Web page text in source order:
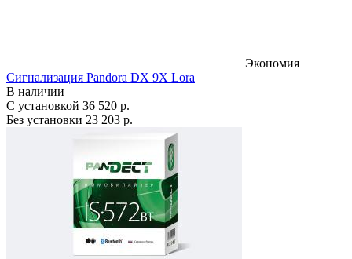
Экономия
Сигнализация Pandora DX 9X Lora
В наличии
С установкой 36 520 р.
Без установки 23 203 р.